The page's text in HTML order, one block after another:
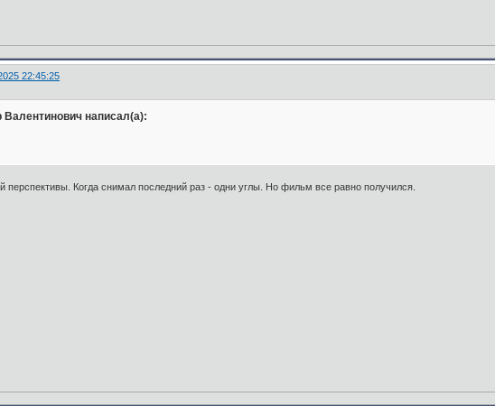
22:45:25
Валентинович написал(а):
перспективы. Когда снимал последний раз - одни углы. Но фильм все равно получился.